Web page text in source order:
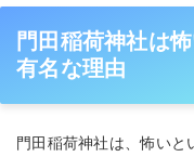
門田稲荷神社は
有名な理由
門田稲荷神社は、怖いと